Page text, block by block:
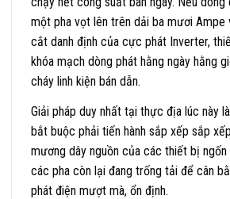
một pha vọt lên trên dải ba mươi Ampe
cắt danh định của cực phát Inverter,
khóa mạch dòng phát hằng ngày hằng
cháy linh kiện bán dẫn.
Giải pháp duy nhất tại thực địa lúc này
bắt buộc phải tiến hành sắp xếp sắp
mương dây nguồn của các thiết bị ngốn
các pha còn lại đang trống tải để cân
phát điện mượt mà, ổn định.